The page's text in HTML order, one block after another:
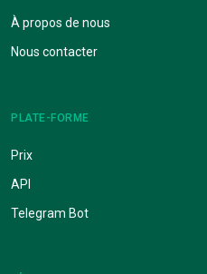
À propos de nous
Nous contacter
PLATE-FORME
Prix
API
Telegram Bot